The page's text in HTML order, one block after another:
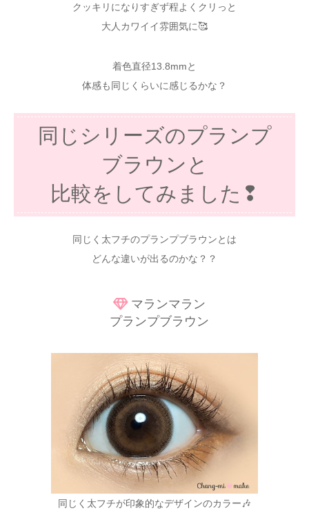
クッキリになりすぎず程よくクリっと
大人カワイイ雰囲気に🥰
着色直径13.8mmと
体感も同じくらいに感じるかな？
同じシリーズのプランプ
ブラウンと
比較をしてみました❢
同じく太フチのプランプブラウンとは
どんな違いが出るのかな？？
マランマラン
プランプブラウン
同じく太フチが印象的なデザインのカラー🎶